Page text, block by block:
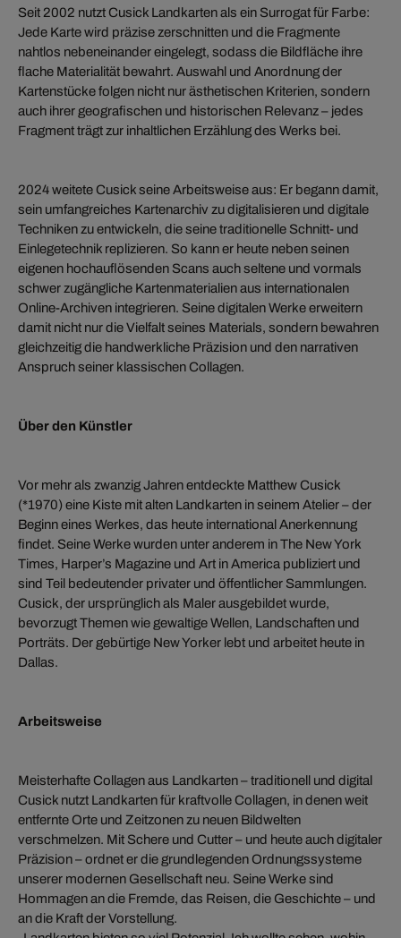
Seit 2002 nutzt Cusick Landkarten als ein Surrogat für Farbe:
Jede Karte wird präzise zerschnitten und die Fragmente
nahtlos nebeneinander eingelegt, sodass die Bildfläche ihre
flache Materialität bewahrt. Auswahl und Anordnung der
Kartenstücke folgen nicht nur ästhetischen Kriterien, sondern
auch ihrer geografischen und historischen Relevanz – jedes
Fragment trägt zur inhaltlichen Erzählung des Werks bei.
2024 weitete Cusick seine Arbeitsweise aus: Er begann damit,
sein umfangreiches Kartenarchiv zu digitalisieren und digitale
Techniken zu entwickeln, die seine traditionelle Schnitt- und
Einlegetechnik replizieren. So kann er heute neben seinen
eigenen hochauflösenden Scans auch seltene und vormals
schwer zugängliche Kartenmaterialien aus internationalen
Online-Archiven integrieren. Seine digitalen Werke erweitern
damit nicht nur die Vielfalt seines Materials, sondern bewahren
gleichzeitig die handwerkliche Präzision und den narrativen
Anspruch seiner klassischen Collagen.
Über den Künstler
Vor mehr als zwanzig Jahren entdeckte Matthew Cusick
(*1970) eine Kiste mit alten Landkarten in seinem Atelier – der
Beginn eines Werkes, das heute international Anerkennung
findet. Seine Werke wurden unter anderem in The New York
Times, Harper’s Magazine und Art in America publiziert und
sind Teil bedeutender privater und öffentlicher Sammlungen.
Cusick, der ursprünglich als Maler ausgebildet wurde,
bevorzugt Themen wie gewaltige Wellen, Landschaften und
Porträts. Der gebürtige New Yorker lebt und arbeitet heute in
Dallas.
Arbeitsweise
Meisterhafte Collagen aus Landkarten – traditionell und digital
Cusick nutzt Landkarten für kraftvolle Collagen, in denen weit
entfernte Orte und Zeitzonen zu neuen Bildwelten
verschmelzen. Mit Schere und Cutter – und heute auch digitaler
Präzision – ordnet er die grundlegenden Ordnungssysteme
unserer modernen Gesellschaft neu. Seine Werke sind
Hommagen an die Fremde, das Reisen, die Geschichte – und
an die Kraft der Vorstellung.